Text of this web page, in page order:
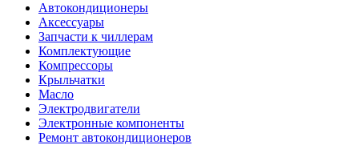
Автокондиционеры
Аксессуары
Запчасти к чиллерам
Комплектующие
Компрессоры
Крыльчатки
Масло
Электродвигатели
Электронные компоненты
Ремонт автокондиционеров